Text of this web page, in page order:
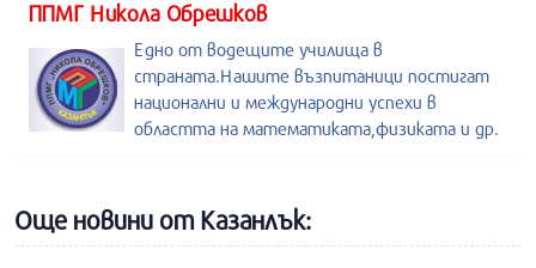
ППМГ Никола Обрешков
Едно от водещите училища в
страната.Нашите възпитаници постигат
национални и международни успехи в
областта на математиката,физиката и др.
Още новини от Казанлък: